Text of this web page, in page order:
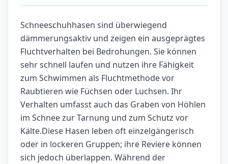
Schneeschuhhasen sind überwiegend
dämmerungsaktiv und zeigen ein ausgeprägtes
Fluchtverhalten bei Bedrohungen. Sie können
sehr schnell laufen und nutzen ihre Fähigkeit
zum Schwimmen als Fluchtmethode vor
Raubtieren wie Füchsen oder Luchsen. Ihr
Verhalten umfasst auch das Graben von Höhlen
im Schnee zur Tarnung und zum Schutz vor
Kälte.Diese Hasen leben oft einzelgängerisch
oder in lockeren Gruppen; ihre Reviere können
sich jedoch überlappen. Während der